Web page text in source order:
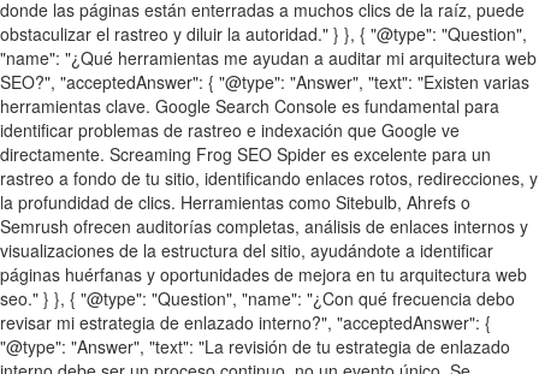
donde las páginas están enterradas a muchos clics de la raíz, puede
obstaculizar el rastreo y diluir la autoridad." } }, { "@type": "Question",
"name": "¿Qué herramientas me ayudan a auditar mi arquitectura web
SEO?", "acceptedAnswer": { "@type": "Answer", "text": "Existen varias
herramientas clave. Google Search Console es fundamental para
identificar problemas de rastreo e indexación que Google ve
directamente. Screaming Frog SEO Spider es excelente para un
rastreo a fondo de tu sitio, identificando enlaces rotos, redirecciones, y
la profundidad de clics. Herramientas como Sitebulb, Ahrefs o
Semrush ofrecen auditorías completas, análisis de enlaces internos y
visualizaciones de la estructura del sitio, ayudándote a identificar
páginas huérfanas y oportunidades de mejora en tu arquitectura web
seo." } }, { "@type": "Question", "name": "¿Con qué frecuencia debo
revisar mi estrategia de enlazado interno?", "acceptedAnswer": {
"@type": "Answer", "text": "La revisión de tu estrategia de enlazado